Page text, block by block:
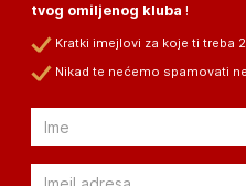
tvog omiljenog kluba !
Kratki imejlovi za koje ti treba
Nikad te nećemo spamovati
Email
Email